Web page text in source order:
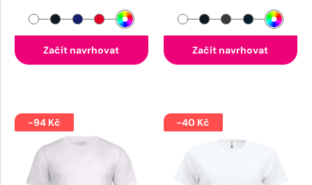
Začít navrhovat Začít navrhovat
-94 Kč -40 Kč